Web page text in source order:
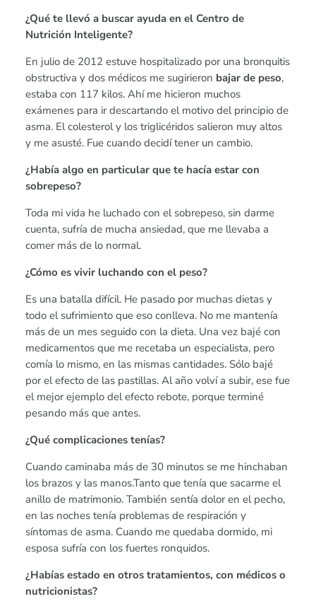
¿Qué te llevó a buscar ayuda en el Centro de
Nutrición Inteligente?
En julio de 2012 estuve hospitalizado por una bronquitis
obstructiva y dos médicos me sugirieron bajar de peso,
estaba con 117 kilos. Ahí me hicieron muchos
exámenes para ir descartando el motivo del principio de
asma. El colesterol y los triglicéridos salieron muy altos
y me asusté. Fue cuando decidí tener un cambio.
¿Había algo en particular que te hacía estar con
sobrepeso?
Toda mi vida he luchado con el sobrepeso, sin darme
cuenta, sufría de mucha ansiedad, que me llevaba a
comer más de lo normal.
¿Cómo es vivir luchando con el peso?
Es una batalla difícil. He pasado por muchas dietas y
todo el sufrimiento que eso conlleva. No me mantenía
más de un mes seguido con la dieta. Una vez bajé con
medicamentos que me recetaba un especialista, pero
comía lo mismo, en las mismas cantidades. Sólo bajé
por el efecto de las pastillas. Al año volví a subir, ese fue
el mejor ejemplo del efecto rebote, porque terminé
pesando más que antes.
¿Qué complicaciones tenías?
Cuando caminaba más de 30 minutos se me hinchaban
los brazos y las manos.Tanto que tenía que sacarme el
anillo de matrimonio. También sentía dolor en el pecho,
en las noches tenía problemas de respiración y
síntomas de asma. Cuando me quedaba dormido, mi
esposa sufría con los fuertes ronquidos.
¿Habías estado en otros tratamientos, con médicos o
nutricionistas?